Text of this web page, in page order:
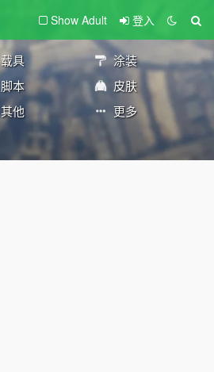
Show Adult 登入
载具
涂装
脚本
皮肤
其他 更多